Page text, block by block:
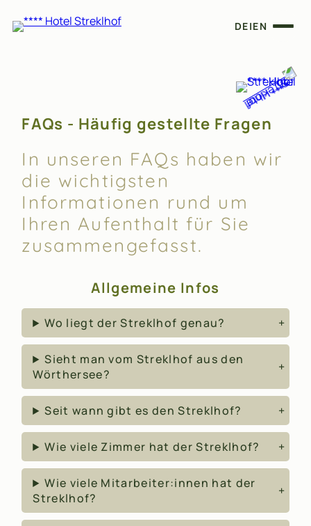
DE|EN
FAQs - Häufig gestellte Fragen
In unseren FAQs haben wir
die wichtigsten
Informationen rund um
Ihren Aufenthalt für Sie
zusammengefasst.
Allgemeine Infos
Wo liegt der Streklhof genau?
Sieht man vom Streklhof aus den
Wörthersee?
Seit wann gibt es den Streklhof?
Wie viele Zimmer hat der Streklhof?
Wie viele Mitarbeiter:innen hat der
Streklhof?